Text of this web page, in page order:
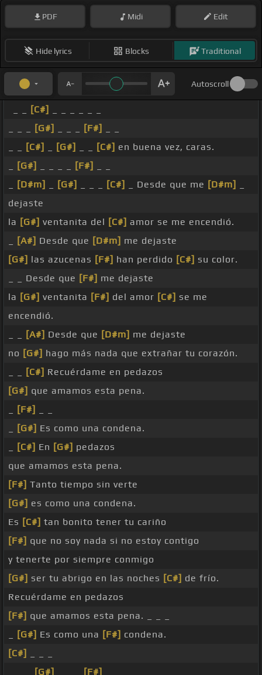
PDF Midi Edit
Hide lyrics Blocks Traditional
Autoscroll
[C#]
[G#] [F#]
[C#] [G#] [C#] en buena vez, caras.
[G#] [F#]
[D#m] [G#] [C#] _ Desde que me [D#m]
dejaste
la [G#] ventanita del [C#] amor se me encendió.
[A#] Desde que [D#m] me dejaste
[G#] las azucenas [F#] han perdido [C#] su color.
_ _ Desde que [F#] me dejaste
la [G#] ventanita [F#] del amor [C#] se me
encendió.
[A#] Desde que [D#m] me dejaste
no [G#] hago más nada que extrañar tu corazón.
[C#] Recuérdame en pedazos
[G#] que amamos esta pena.
[F#]
[G#] Es como una condena.
[C#] En [G#] pedazos
que amamos esta pena.
[F#] Tanto tiempo sin verte
[G#] es como una condena.
Es [C#] tan bonito tener tu cariño
[F#] que no soy nada si no estoy contigo
y tenerte por siempre conmigo
[G#] ser tu abrigo en las noches [C#] de frío.
Recuérdame en pedazos
[F#] que amamos esta pena. _ _ _
[G#] Es como una [F#] condena.
[C#]
[G#] [F#]